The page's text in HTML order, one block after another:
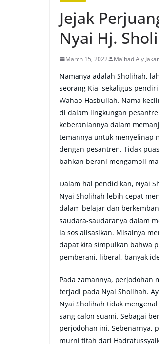
Jejak
Nyai Hj.
March 15, 2022 Ma'had Aly
Namanya adalah Sholihah,
seorang Kiai sekaligus
Wahab Hasbullah. Nama
di dalam lingkungan
keberaniannya dalam
temannya untuk menyelinap
dengan pesantren. Tidak
bahkan berani mengambil
Dalam hal pendidikan, Nyai
Nyai Sholihah lebih cepat
dalam belajar dan
saudara-saudaranya dalam
ia sosialisasikan. Misalnya
dapat kita simpulkan bahwa
pemberani, liberal, banyak
Pada zamannya, perjodohan
terjadi pada Nyai Sholihah.
Nyai Sholihah tidak
sang calon suami. Sebagai
perjodohan ini. Sebenarnya,
murni titah dari